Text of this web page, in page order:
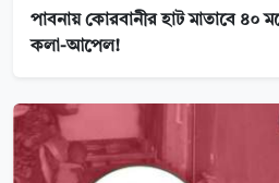
পাবনায় কোরবানীর হাট মাতাবে ৪০
কলা-আপেল!